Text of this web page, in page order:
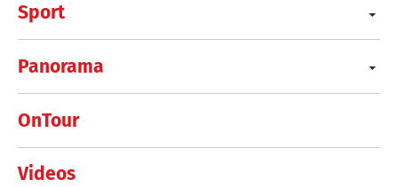
Sport
Panorama
OnTour
Videos